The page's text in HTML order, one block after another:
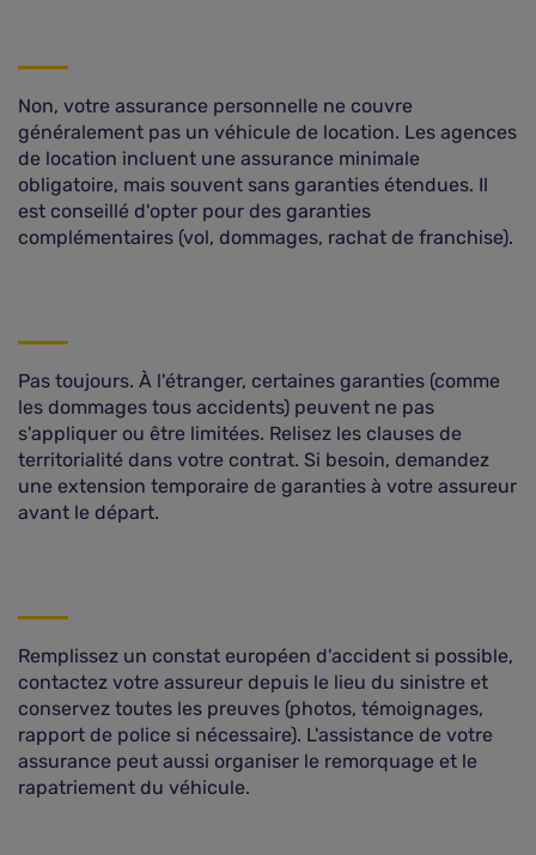
Non, votre assurance personnelle ne couvre
généralement pas un véhicule de location. Les agences
de location incluent une assurance minimale
obligatoire, mais souvent sans garanties étendues. Il
est conseillé d'opter pour des garanties
complémentaires (vol, dommages, rachat de franchise).
Pas toujours. À l'étranger, certaines garanties (comme
les dommages tous accidents) peuvent ne pas
s'appliquer ou être limitées. Relisez les clauses de
territorialité dans votre contrat. Si besoin, demandez
une extension temporaire de garanties à votre assureur
avant le départ.
Remplissez un constat européen d'accident si possible,
contactez votre assureur depuis le lieu du sinistre et
conservez toutes les preuves (photos, témoignages,
rapport de police si nécessaire). L'assistance de votre
assurance peut aussi organiser le remorquage et le
rapatriement du véhicule.